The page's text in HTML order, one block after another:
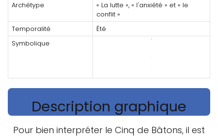
Archétype
« La lutte », « l'anxiété » et « le
conflit »
Temporalité
Été
Symbolique
Description graphique
Pour bien interpréter le Cinq de Bâtons, il est